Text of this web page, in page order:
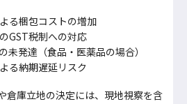
る梱包コストの増加
GST税制への対応
未発達（食品・医薬品の場合）
る納期遅延リスク
倉庫立地の決定には、現地視察を含